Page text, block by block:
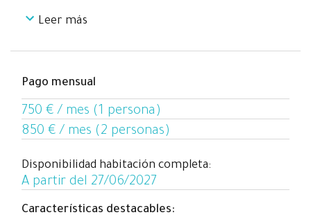
Puede alquilarse para uso individual o para dos personas
cama doble, dos amplios armarios de 3 puertas y dos
y de una gran ventana exterior con cortinas eléctricas.
Esta habitación se encuentra junto al baño y la zona de
Leer más
Pago mensual
750 € / mes (1 persona)
850 € / mes (2 personas)
Disponibilidad habitación completa:
A partir del 27/06/2027
Características destacables: